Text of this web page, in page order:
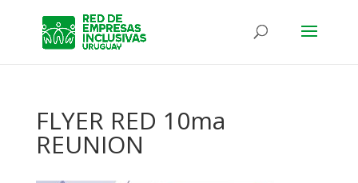
FLYER RED 10ma
REUNION